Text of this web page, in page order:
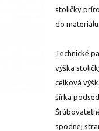
stoličky
do materiálu.
Technické
výška
celková
šírka
spodnej